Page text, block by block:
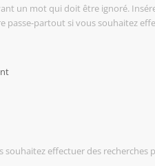
un mot qui doit être ignoré.
partout si vous souhaitez
effectuer des recherches